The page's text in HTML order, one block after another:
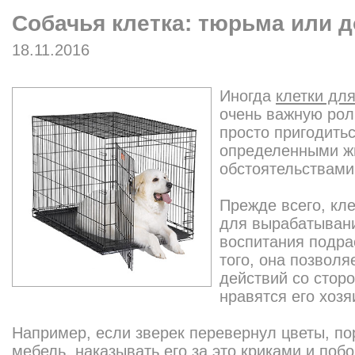
Собачья клетка: тюрьма или
18.11.2016
Иногда клетки
очень важную
просто
определенными
Прежде всего,
для
воспитания
того, она
действий со
нравятся его
Например, если зверек перевернул цветы,
мебель, наказывать его за это криками и